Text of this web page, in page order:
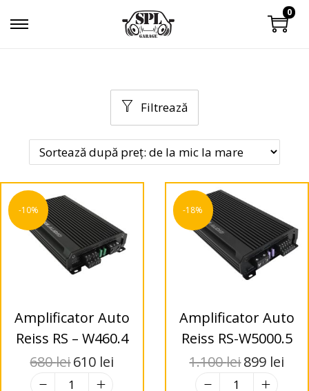
0
Filtrează
-10%
Amplificator Auto
Reiss RS – W460.4
680lei610 lei
-18%
Amplificator Auto
Reiss RS-W5000.5
1.100lei899 lei